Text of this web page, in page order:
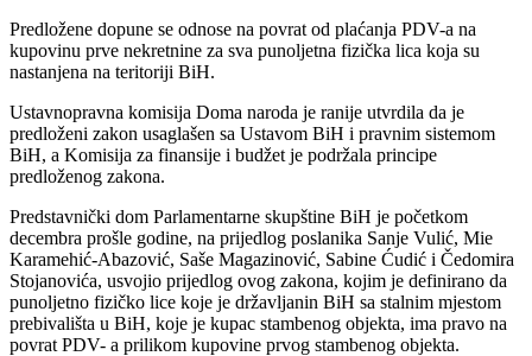
Predložene dopune se odnose na povrat od plaćanja PDV-a na
kupovinu prve nekretnine za sva punoljetna fizička lica koja su
nastanjena na teritoriji BiH.
Ustavnopravna komisija Doma naroda je ranije utvrdila da je
predloženi zakon usaglašen sa Ustavom BiH i pravnim sistemom
BiH, a Komisija za finansije i budžet je podržala principe
predloženog zakona.
Predstavnički dom Parlamentarne skupštine BiH je početkom
decembra prošle godine, na prijedlog poslanika Sanje Vulić, Mie
Karamehić-Abazović, Saše Magazinović, Sabine Ćudić i Čedomira
Stojanovića, usvojio prijedlog ovog zakona, kojim je definirano da
punoljetno fizičko lice koje je državljanin BiH sa stalnim mjestom
prebivališta u BiH, koje je kupac stambenog objekta, ima pravo na
povrat PDV- a prilikom kupovine prvog stambenog objekta.